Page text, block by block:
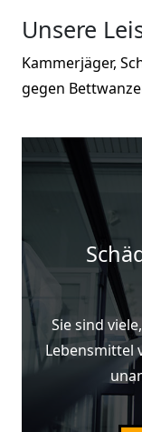
Unsere
Kammerjäger,
gegen
Sie sind
Lebensmittel